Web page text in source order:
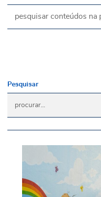
Pesquisar
Novo mural